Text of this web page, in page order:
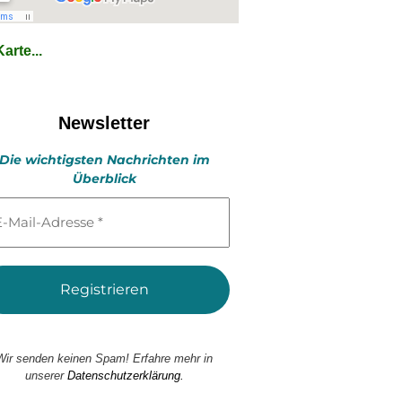
Newsletter
Die wichtigsten Nachrichten im
Überblick
senden keinen Spam! Erfahre mehr in
unserer Datenschutzerklärung.